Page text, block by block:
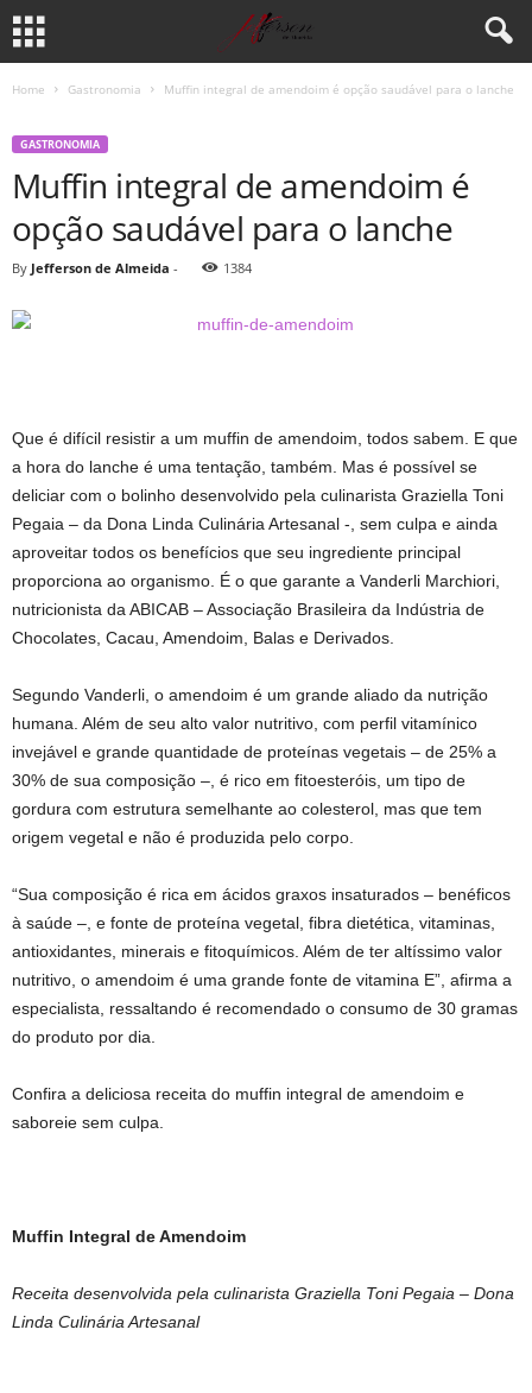
Home Gastronomia Muffin integral de amendoim é opção saudável para o lanche
GASTRONOMIA
Muffin integral de amendoim é
opção saudável para o lanche
By Jefferson de Almeida - 1384
Que é difícil resistir a um muffin de amendoim, todos sabem. E que
a hora do lanche é uma tentação, também. Mas é possível se
deliciar com o bolinho desenvolvido pela culinarista Graziella Toni
Pegaia – da Dona Linda Culinária Artesanal -, sem culpa e ainda
aproveitar todos os benefícios que seu ingrediente principal
proporciona ao organismo. É o que garante a Vanderli Marchiori,
nutricionista da ABICAB – Associação Brasileira da Indústria de
Chocolates, Cacau, Amendoim, Balas e Derivados.
Segundo Vanderli, o amendoim é um grande aliado da nutrição
humana. Além de seu alto valor nutritivo, com perfil vitamínico
invejável e grande quantidade de proteínas vegetais – de 25% a
30% de sua composição –, é rico em fitoesteróis, um tipo de
gordura com estrutura semelhante ao colesterol, mas que tem
origem vegetal e não é produzida pelo corpo.
“Sua composição é rica em ácidos graxos insaturados – benéficos
à saúde –, e fonte de proteína vegetal, fibra dietética, vitaminas,
antioxidantes, minerais e fitoquímicos. Além de ter altíssimo valor
nutritivo, o amendoim é uma grande fonte de vitamina E”, afirma a
especialista, ressaltando é recomendado o consumo de 30 gramas
do produto por dia.
Confira a deliciosa receita do muffin integral de amendoim e
saboreie sem culpa.
Muffin Integral de Amendoim
Receita desenvolvida pela culinarista Graziella Toni Pegaia – Dona
Linda Culinária Artesanal